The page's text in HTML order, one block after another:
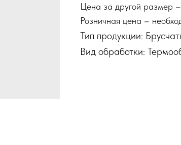
Цена за другой размер –
Розничная цена –
Тип продукции:
Вид обработки: